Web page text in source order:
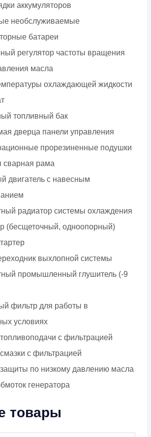
аккумуляторов
необслуживаемые
батареи
регулятор частоты вращения
масла
охлаждающей жидкости
топливный бак
дверца панели управления
прорезиненные подушки
сварная рама
двигатель с навесным
радиатор системы охлаждения
(бесщеточный, одноопорный)
выхлопной системы
промышленный глушитель (-9
фильтр для работы в
условиях
с фильтрацией
с фильтрацией
по низкому давлению масла
генератора
товары